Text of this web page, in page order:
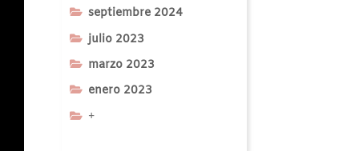
septiembre 2024
julio 2023
marzo 2023
enero 2023
+